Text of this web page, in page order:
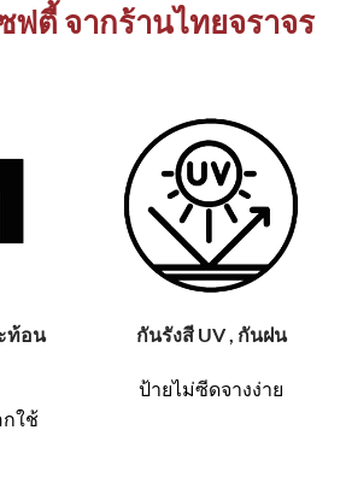
ฟตี้ จากร้านไทยจราจร
ท้อน
ใช้
กันรังสี UV , กันฝน
ป้ายไม่ซีดจางง่าย